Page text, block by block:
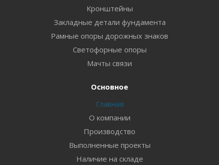
Кронштейны
Закладные детали фундамента
Рамные опоры дорожных знаков
Светофорные опоры
Мачты связи
Основное
Главная
О компании
Производство
Выполненные проекты
Наличие на складе